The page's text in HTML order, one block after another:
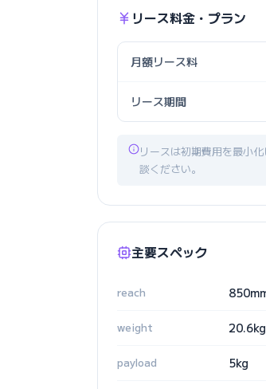
リース料金・プラン
月額リース料
リース期間
リースは初期費用を最小
談ください。
主要スペック
reach
weight 20.6kg
payload 5kg